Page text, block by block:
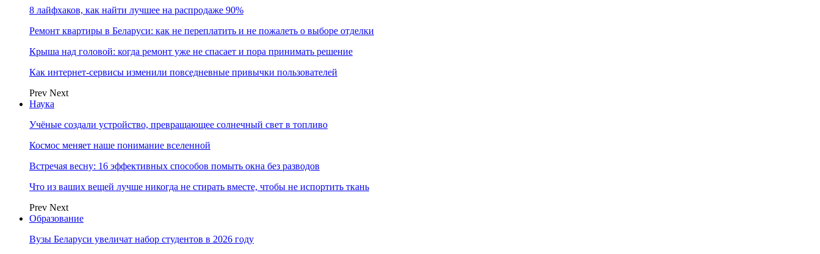
8 лайфхаков, как найти лучшее на распродаже 90%
Ремонт квартиры в Беларуси: как не переплатить и не пожалеть о выборе отделки
Крыша над головой: когда ремонт уже не спасает и пора принимать решение
Как интернет-сервисы изменили повседневные привычки пользователей
Prev Next
Наука
Учёные создали устройство, превращающее солнечный свет в топливо
Космос меняет наше понимание вселенной
Встречая весну: 16 эффективных способов помыть окна без разводов
Что из ваших вещей лучше никогда не стирать вместе, чтобы не испортить ткань
Prev Next
Образование
Вузы Беларуси увеличат набор студентов в 2026 году